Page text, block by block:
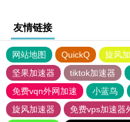
友情链接
网站地图 QuickQ 旋风
坚果加速器
tiktok加速器
免费vqn外网加速
小蓝鸟
旋风加速器
免费vps加速器